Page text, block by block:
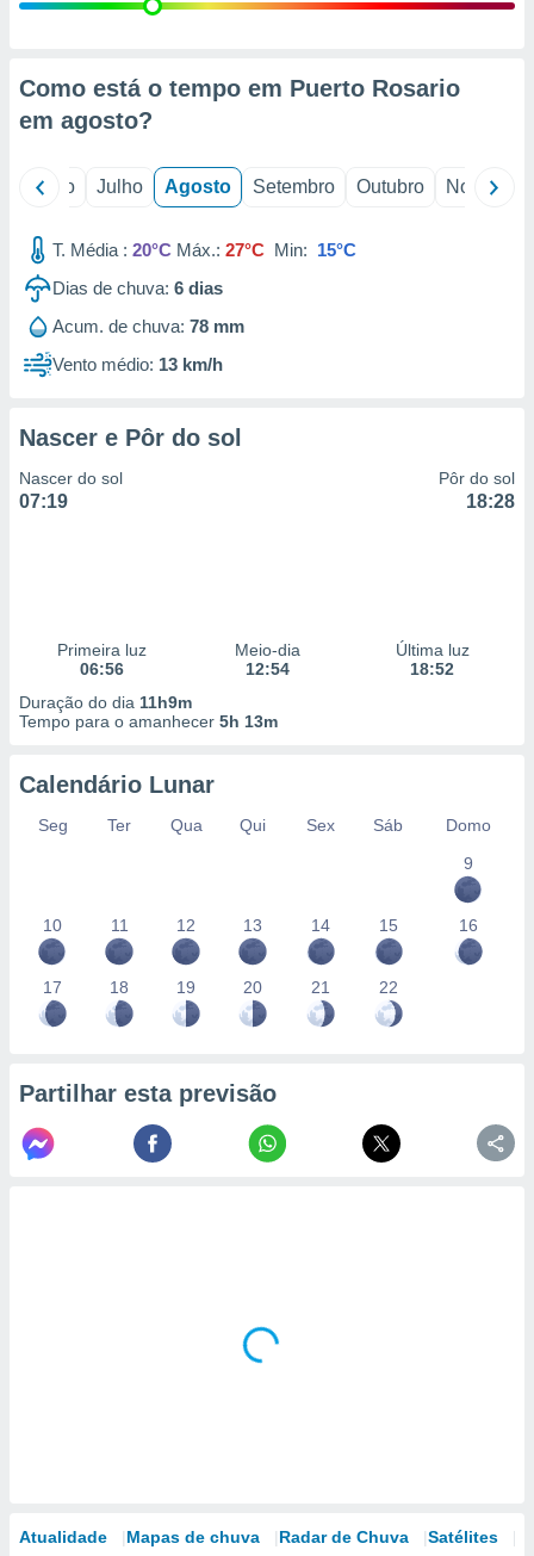
estudos
1199
Como está o tempo em Puerto Rosario
em agosto?
Junho Julho Agosto Setembro Outubro Novembro
T. Média : 20°C Máx.: 27°C Min: 15°C
Dias de chuva: 6 dias
Acum. de chuva: 78 mm
Vento médio: 13 km/h
Nascer e Pôr do sol
Nascer do sol
07:19
Pôr do sol
18:28
Primeira luz
06:56
Meio-dia
12:54
Última luz
18:52
Duração do dia 11h9m
Tempo para o amanhecer 5h 13m
Calendário Lunar
Seg Ter Qua Qui Sex Sáb
Domo
9
10 11 12 13 14 15 16
17 18 19 20 21 22
Partilhar esta previsão
Atualidade Mapas de chuva Radar de Chuva Satélites